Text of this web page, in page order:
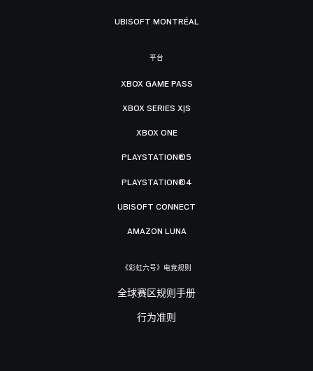
UBISOFT MONTRÉAL
平台
XBOX GAME PASS
XBOX SERIES X|S
XBOX ONE
PLAYSTATION®5
PLAYSTATION®4
UBISOFT CONNECT
AMAZON LUNA
《彩虹六号》电竞规则
全球赛区规则手册
行为准则